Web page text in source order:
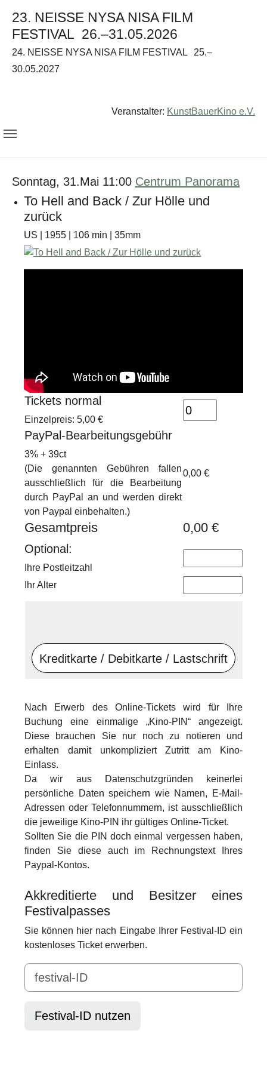
23. NEISSE NYSA NISA FILM
FESTIVAL 26.–31.05.2026
24. NEISSE NYSA NISA FILM FESTIVAL
25.–
30.05.2027
Veranstalter: KunstBauerKino e.V.
Sonntag, 31.Mai 11:00 Centrum Panorama
To Hell and Back / Zur Hölle und
zurück
US | 1955 | 106 min | 35mm
Tickets normal
Einzelpreis: 5,00 €
PayPal-Bearbeitungsgebühr
3% + 39ct
(Die genannten Gebühren fallen
ausschließlich für die Bearbeitung
durch PayPal an und werden direkt
von Paypal einbehalten.)
0,00 €
Gesamtpreis 0,00 €
Optional:
Ihre Postleitzahl
Ihr Alter
Kreditkarte / Debitkarte / Lastschrift
Nach Erwerb des Online-Tickets wird für Ihre
Buchung eine einmalige „Kino-PIN“ angezeigt.
Diese brauchen Sie nur noch zu notieren und
erhalten damit unkompliziert Zutritt am Kino-
Einlass.
Da wir aus Datenschutzgründen keinerlei
persönliche Daten speichern wie Namen, E-Mail-
Adressen oder Telefonnummern, ist ausschließlich
die jeweilige Kino-PIN ihr gültiges Online-Ticket.
Sollten Sie die PIN doch einmal vergessen haben,
finden Sie diese auch im Rechnungstext Ihres
Paypal-Kontos.
Akkreditierte und Besitzer eines
Festivalpasses
Sie können hier nach Eingabe Ihrer Festival-ID ein
kostenloses Ticket erwerben.
Festival-ID nutzen